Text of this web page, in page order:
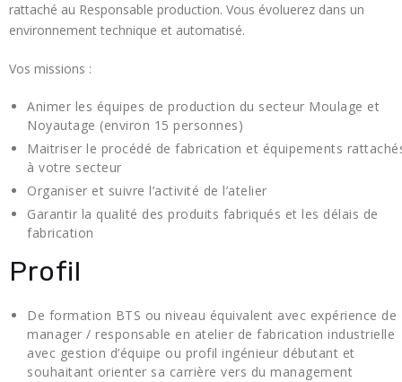
rattaché au Responsable production. Vous évoluerez dans un
environnement technique et automatisé.
Vos missions :
Animer les équipes de production du secteur Moulage et
Noyautage (environ 15 personnes)
Maitriser le procédé de fabrication et équipements
à votre secteur
Organiser et suivre l’activité de l’atelier
Garantir la qualité des produits fabriqués et les délais de
fabrication
Profil
De formation BTS ou niveau équivalent avec expérience de
manager / responsable en atelier de fabrication industrielle
avec gestion d’équipe ou profil ingénieur débutant et
souhaitant orienter sa carrière vers du management